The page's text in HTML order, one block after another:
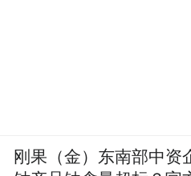
刚果（金）东南部中资